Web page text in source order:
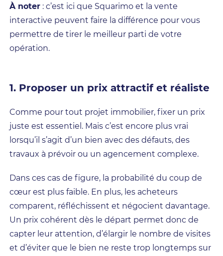
À noter : c’est ici que Squarimo et la vente
interactive peuvent faire la différence pour vous
permettre de tirer le meilleur parti de votre
opération.
1. Proposer un prix attractif et réaliste
Comme pour tout projet immobilier, fixer un prix
juste est essentiel. Mais c’est encore plus vrai
lorsqu’il s’agit d’un bien avec des défauts, des
travaux à prévoir ou un agencement complexe.
Dans ces cas de figure, la probabilité du coup de
cœur est plus faible. En plus, les acheteurs
comparent, réfléchissent et négocient davantage.
Un prix cohérent dès le départ permet donc de
capter leur attention, d’élargir le nombre de visites
et d’éviter que le bien ne reste trop longtemps sur